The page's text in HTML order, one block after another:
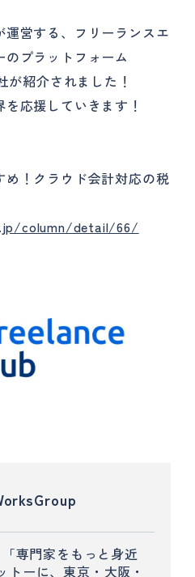
運営する、フリーランスエ
プラットフォーム
が紹介されました！
応援していきます！
め！クラウド会計対応の税
column/detail/66/
専門家をもっと身近
トーに、東京・大阪・